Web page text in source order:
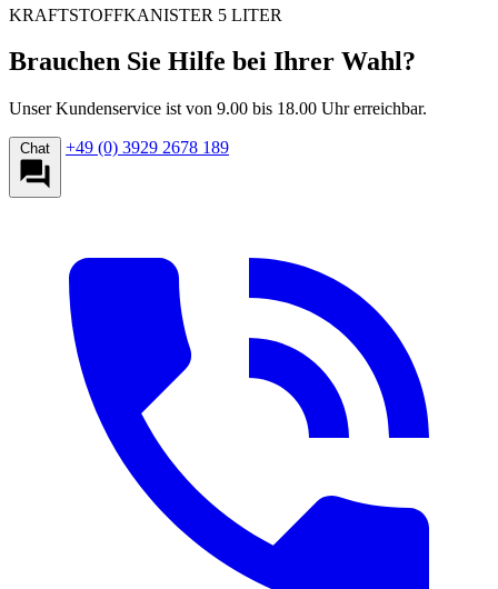
KRAFTSTOFFKANISTER 5 LITER
Brauchen Sie Hilfe bei Ihrer Wahl?
Unser Kundenservice ist von 9.00 bis 18.00 Uhr erreichbar.
Chat +49 (0) 3929 2678 189